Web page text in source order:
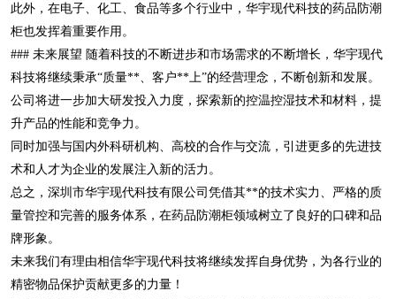
此外，在电子、化工、食品等多个行业中，华宇现代科技的药品防潮
柜也发挥着重要作用。
### 未来展望 随着科技的不断进步和市场需求的不断增长，华宇现代
科技将继续秉承“质量**、客户**上”的经营理念，不断创新和发展。
公司将进一步加大研发投入力度，探索新的控温控湿技术和材料，提
升产品的性能和竞争力。
同时加强与国内外科研机构、高校的合作与交流，引进更多的先进技
术和人才为企业的发展注入新的活力。
总之，深圳市华宇现代科技有限公司凭借其**的技术实力、严格的质
量管控和完善的服务体系，在药品防潮柜领域树立了良好的口碑和品
牌形象。
未来我们有理由相信华宇现代科技将继续发挥自身优势，为各行业的
精密物品保护贡献更多的力量！